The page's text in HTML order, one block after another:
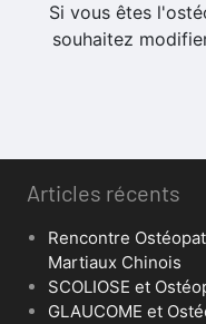
Si vous êtes
souhaitez
Articles récents
Rencontre
Martiaux Chinois
SCOLIOSE et
GLAUCOME et